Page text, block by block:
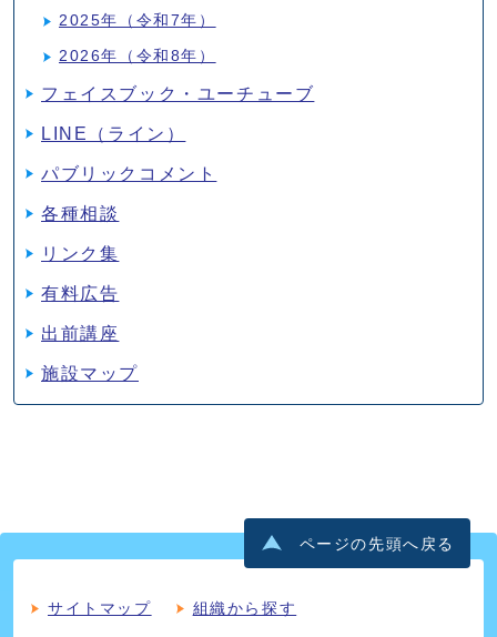
2025年（令和7年）
2026年（令和8年）
フェイスブック・ユーチューブ
LINE（ライン）
パブリックコメント
各種相談
リンク集
有料広告
出前講座
施設マップ
ページの先頭へ戻る
サイトマップ 組織から探す